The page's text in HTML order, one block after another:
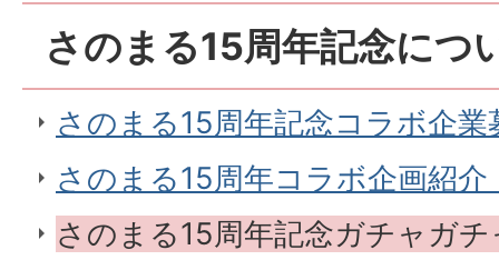
さのまる15周年記念につ
さのまる15周年記念コラボ企業
さのまる15周年コラボ企画紹介
さのまる15周年記念ガチャガ